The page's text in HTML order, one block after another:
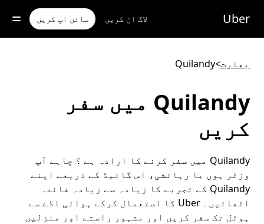
مواد
جائیں
Uber لاگ ان کریں سائن اپ کریں
بھارت>
Quilandy
Quilandy میں سفر
کریں
Quilandy میں سفر کرنے کا ارادہ ہے ؟ چاہے آپ
وزٹر ہوں یا رہائشی، اس گائیڈ کے ذریعے اپنے
Quilandy کے تجربے کا زیادہ سے زیادہ فائدہ
اٹھائیں۔ Uber کا استعمال کرکے ہوائی اڈے سے
ہوٹل تک سفر کریں اور مشہور راستے اور منزلیں